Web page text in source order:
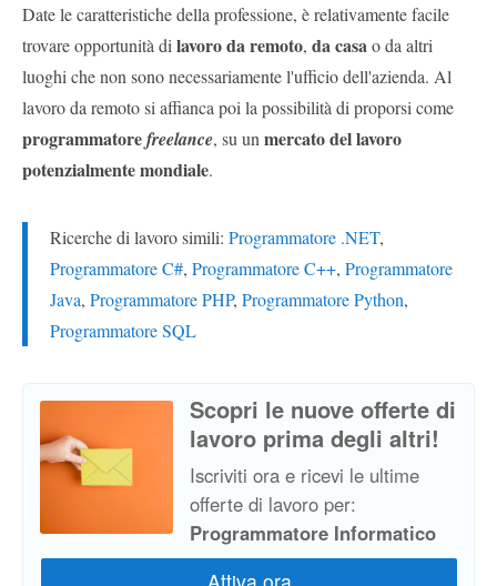
Date le caratteristiche della professione, è relativamente facile
trovare opportunità di lavoro da remoto, da casao da altri
luoghi che non sono necessariamente l'ufficio dell'azienda. Al
lavoro da remoto si affianca poi la possibilità di proporsi come
programmatorefreelance, su un mercato del lavoro
potenzialmente mondiale.
Ricerche di lavoro simili: Programmatore .NET,
Programmatore C#, Programmatore C++, Programmatore
Java, Programmatore PHP, Programmatore Python,
Programmatore SQL
Scopri le nuove offerte di
lavoro prima degli altri!
Iscriviti ora e ricevi le ultime
offerte di lavoro per:
Programmatore Informatico